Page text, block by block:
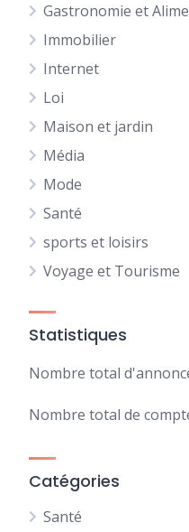
Gastronomie et
Immobilier
Internet
Loi
Maison et jardin
Média
Mode
Santé
sports et loisirs
Voyage et Tourisme
Statistiques
Nombre total
Nombre total de
Catégories
Santé